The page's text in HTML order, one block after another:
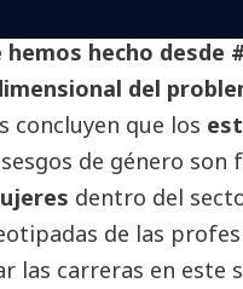
hemos hecho desde
del
concluyen que los
de género
dentro del
de las
las carreras en este